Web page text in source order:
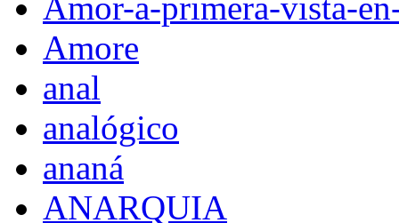
Amor-a-primera-vista-
Amore
anal
analógico
ananá
ANARQUIA